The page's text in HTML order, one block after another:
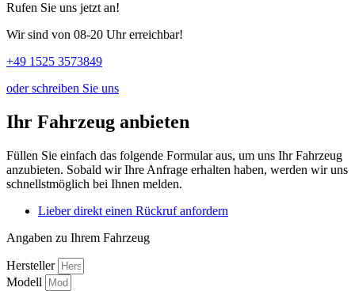
Rufen Sie uns jetzt an!
Wir sind von 08-20 Uhr erreichbar!
+49 1525 3573849
oder schreiben Sie uns
Ihr Fahrzeug anbieten
Füllen Sie einfach das folgende Formular aus, um uns Ihr Fahrzeug
anzubieten. Sobald wir Ihre Anfrage erhalten haben, werden wir uns
schnellstmöglich bei Ihnen melden.
Lieber direkt einen Rückruf anfordern
Angaben zu Ihrem Fahrzeug
Hersteller
Modell